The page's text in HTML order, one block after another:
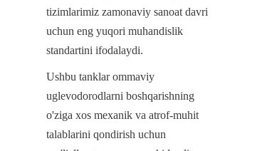
tizimlarimiz zamonaviy sanoat davri
uchun eng yuqori muhandislik
standartini ifodalaydi.
Ushbu tanklar ommaviy
uglevodorodlarni boshqarishning
o'ziga xos mexanik va atrof-muhit
talablarini qondirish uchun